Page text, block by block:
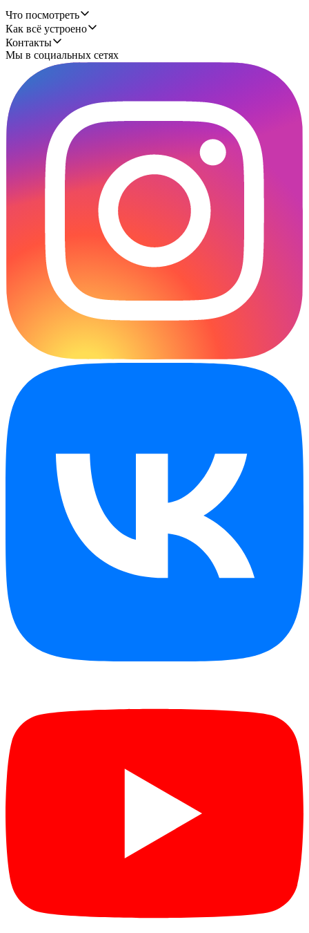
Что посмотреть
Как всё устроено
Контакты
Мы в социальных сетях